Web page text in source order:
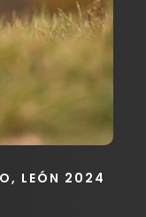
LEÓN 2024